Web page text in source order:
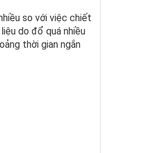
so với việc chiết
do đổ quá nhiều
thời gian ngắn